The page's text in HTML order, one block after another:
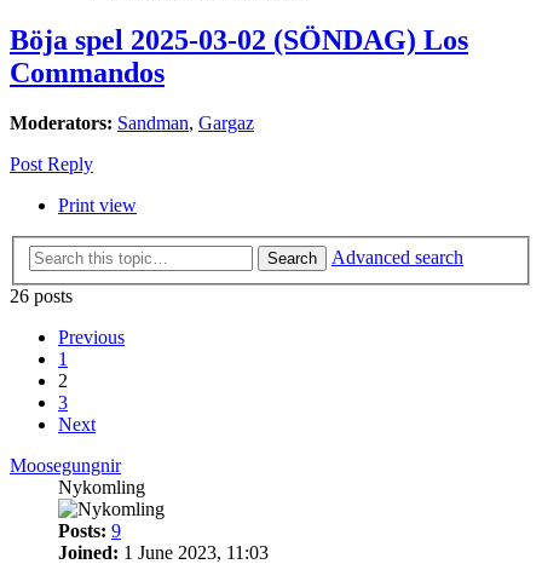
Böja spel 2025-03-02 (SÖNDAG) Los
Commandos
Moderators: Sandman, Gargaz
Post Reply
Print view
Search
Advanced search
26 posts
Previous
1
2
3
Next
Moosegungnir
Nykomling
Posts: 9
Joined: 1 June 2023, 11:03